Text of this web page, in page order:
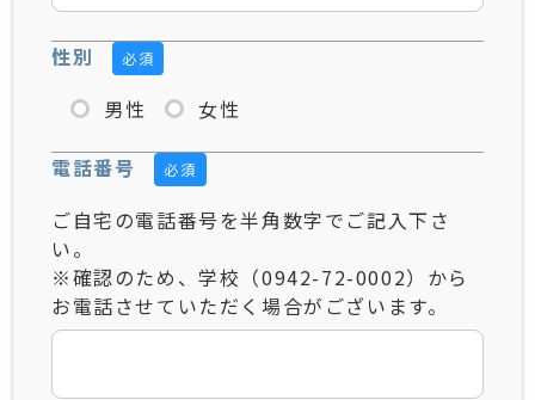
性別 必須
男性 女性
電話番号 必須
ご自宅の電話番号を半角数字でご記入下さ
い。
※確認のため、学校（0942-72-0002）から
お電話させていただく場合がございます。